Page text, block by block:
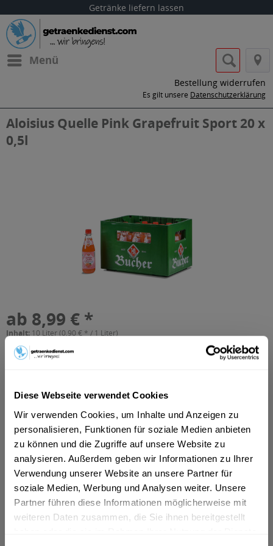
Diese Webseite verwendet Cookies
Wir verwenden Cookies, um Inhalte und Anzeigen zu
personalisieren, Funktionen für soziale Medien anbieten
zu können und die Zugriffe auf unsere Website zu
analysieren. Außerdem geben wir Informationen zu Ihrer
Verwendung unserer Website an unsere Partner für
soziale Medien, Werbung und Analysen weiter. Unsere
Partner führen diese Informationen möglicherweise mit
weiteren Daten zusammen, die Sie ihnen bereitgestellt
Getränke liefern lassen
Menü
Bestellung widerrufen
Es gilt unsere Datenschutzerklärung
Aloisius Quelle Pink Grapefruit Sport 20 x
0,5l
ab 8,99 € *
Inhalt: 10 Liter (0,90 € * / 1 Liter)
inkl. MwSt.
Vorrätig
+4,50 € Pfand
In den Warenkorb
Artikel-Nr.:
36697
Verfügbar in:
Garbsen,
Isernhagen,Burgwedel ,Adelheidsdorf,Bröckel,Hambühren
Nienhagen,Wathlingen ,Wietze,Winsen (Aller)